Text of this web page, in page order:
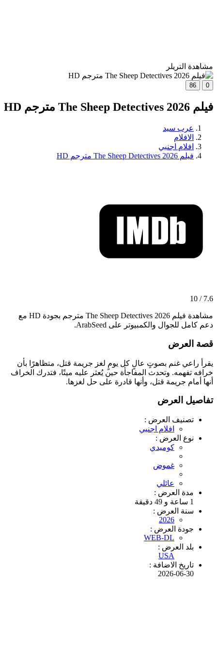
مشاهدة التريلر
0
86
فيلم The Sheep Detectives 2026 مترجم HD
عرب سيد
الافلام
افلام اجنبي
فيلم The Sheep Detectives 2026 مترجم HD
7.6 / 10
مشاهدة فيلم The Sheep Detectives 2026 مترجم بجودة HD مع
دعم كامل للجوال والكمبيوتر على ArabSeed.
قصة العرض
يقرأ راعي غنم بصوتٍ عالٍ كل يومٍ لغز جريمة قتل، متظاهرًا بأن
خرافه تفهمه. وتحدث المفاجأة حين يُعثر عليه ميتًا، فتدرك الخراف
أنها أمام جريمة قتل، وأنها قادرة على حل لغزها.
تفاصيل العرض
تصنيف العرض :
افلام اجنبي
نوع العرض :
كوميدي
غموض
عائلي
مدة العرض :
1 ساعة و 49 دقيقة
سنة العرض :
2026
جودة العرض :
WEB-DL
بلد العرض :
USA
تاريخ الاضافة :
2026-06-30